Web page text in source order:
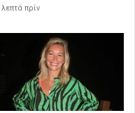
λεπτά πρίν